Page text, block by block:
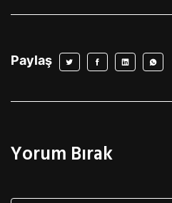
Paylaş
Yorum Bırak